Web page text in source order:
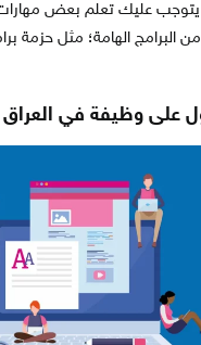
يتوجب عليك تعلم بعض مهارات
من البرامج الهامة؛ مثل حزمة
على وظيفة في العراق